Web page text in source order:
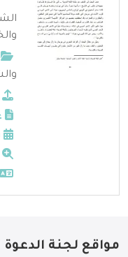
مواقع لجنة الدعوة